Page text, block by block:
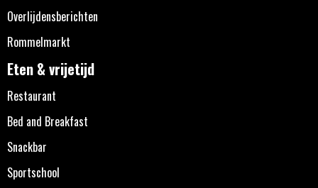
Overlijdensberichten
Rommelmarkt
Eten & vrijetijd
Restaurant
Bed and Breakfast
Snackbar
Sportschool